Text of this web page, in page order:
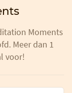
Moments
Meer dan 1
voor!